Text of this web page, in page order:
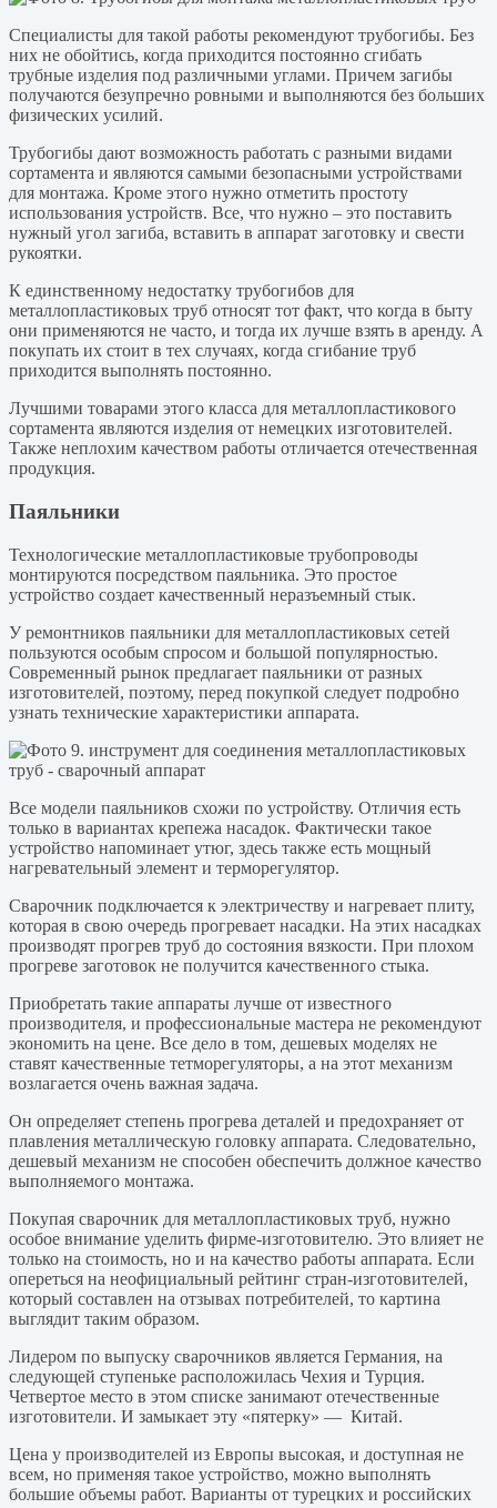
Специалисты для такой работы рекомендуют трубогибы. Без
них не обойтись, когда приходится постоянно сгибать
трубные изделия под различными углами. Причем загибы
получаются безупречно ровными и выполняются без больших
физических усилий.
Трубогибы дают возможность работать с разными видами
сортамента и являются самыми безопасными устройствами
для монтажа. Кроме этого нужно отметить простоту
использования устройств. Все, что нужно – это поставить
нужный угол загиба, вставить в аппарат заготовку и свести
рукоятки.
К единственному недостатку трубогибов для
металлопластиковых труб относят тот факт, что когда в быту
они применяются не часто, и тогда их лучше взять в аренду. А
покупать их стоит в тех случаях, когда сгибание труб
приходится выполнять постоянно.
Лучшими товарами этого класса для металлопластикового
сортамента являются изделия от немецких изготовителей.
Также неплохим качеством работы отличается отечественная
продукция.
Паяльники
Технологические металлопластиковые трубопроводы
монтируются посредством паяльника. Это простое
устройство создает качественный неразъемный стык.
У ремонтников паяльники для металлопластиковых сетей
пользуются особым спросом и большой популярностью.
Современный рынок предлагает паяльники от разных
изготовителей, поэтому, перед покупкой следует подробно
узнать технические характеристики аппарата.
Все модели паяльников схожи по устройству. Отличия есть
только в вариантах крепежа насадок. Фактически такое
устройство напоминает утюг, здесь также есть мощный
нагревательный элемент и терморегулятор.
Сварочник подключается к электричеству и нагревает плиту,
которая в свою очередь прогревает насадки. На этих насадках
производят прогрев труб до состояния вязкости. При плохом
прогреве заготовок не получится качественного стыка.
Приобретать такие аппараты лучше от известного
производителя, и профессиональные мастера не рекомендуют
экономить на цене. Все дело в том, дешевых моделях не
ставят качественные тетморегуляторы, а на этот механизм
возлагается очень важная задача.
Он определяет степень прогрева деталей и предохраняет от
плавления металлическую головку аппарата. Следовательно,
дешевый механизм не способен обеспечить должное качество
выполняемого монтажа.
Покупая сварочник для металлопластиковых труб, нужно
особое внимание уделить фирме-изготовителю. Это влияет не
только на стоимость, но и на качество работы аппарата. Если
опереться на неофициальный рейтинг стран-изготовителей,
который составлен на отзывах потребителей, то картина
выглядит таким образом.
Лидером по выпуску сварочников является Германия, на
следующей ступеньке расположилась Чехия и Турция.
Четвертое место в этом списке занимают отечественные
изготовители. И замыкает эту «пятерку» — Китай.
Цена у производителей из Европы высокая, и доступная не
всем, но применяя такое устройство, можно выполнять
большие объемы работ. Варианты от турецких и российских